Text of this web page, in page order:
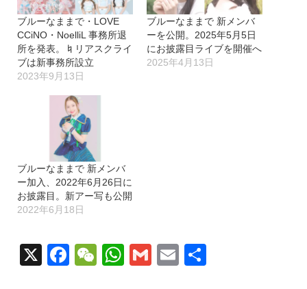
ブルーなままで・LOVE
CCiNO・NoelliL 事務所退
所を発表。♮リアスクライ
ブは新事務所設立
2023年9月13日
ブルーなままで 新メンバ
ーを公開。2025年5月5日
にお披露目ライブを開催へ
2025年4月13日
ブルーなままで 新メンバ
ー加入、2022年6月26日に
お披露目。新アー写も公開
2022年6月18日
X Facebook
WeChat
WhatsApp
Gmail
Email
共